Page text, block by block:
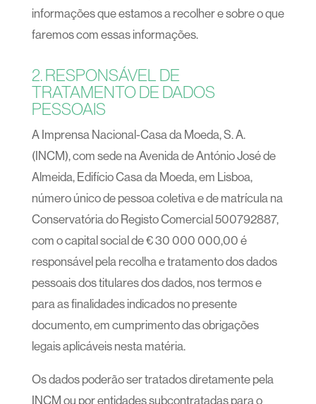
informações que estamos a recolher e sobre o que
faremos com essas informações.
2. RESPONSÁVEL DE
TRATAMENTO DE DADOS
PESSOAIS
A Imprensa Nacional-Casa da Moeda, S. A.
(INCM), com sede na Avenida de António José de
Almeida, Edifício Casa da Moeda, em Lisboa,
número único de pessoa coletiva e de matrícula na
Conservatória do Registo Comercial 500792887,
com o capital social de € 30 000 000,00 é
responsável pela recolha e tratamento dos dados
pessoais dos titulares dos dados, nos termos e
para as finalidades indicados no presente
documento, em cumprimento das obrigações
legais aplicáveis nesta matéria.
Os dados poderão ser tratados diretamente pela
INCM ou por entidades subcontratadas para o